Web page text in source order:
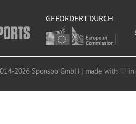
GEFÖRDERT DURCH
2026 Sponsoo GmbH | made with ♡ in